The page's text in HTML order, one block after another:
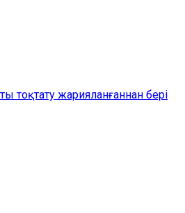
тоқтату жарияланғаннан бері